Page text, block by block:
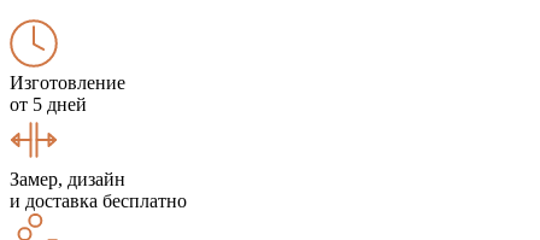
Изготовление
от 5 дней
Замер, дизайн
и доставка бесплатно